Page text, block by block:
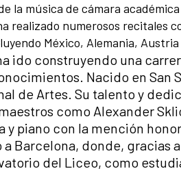
música de cámara
realizado numerosos recitales
México, Alemania, Austria
ido construyendo una
Nacido en San
de Artes. Su talento y
como Alexander
piano con la mención
Barcelona, donde, gracias
del Liceo, como